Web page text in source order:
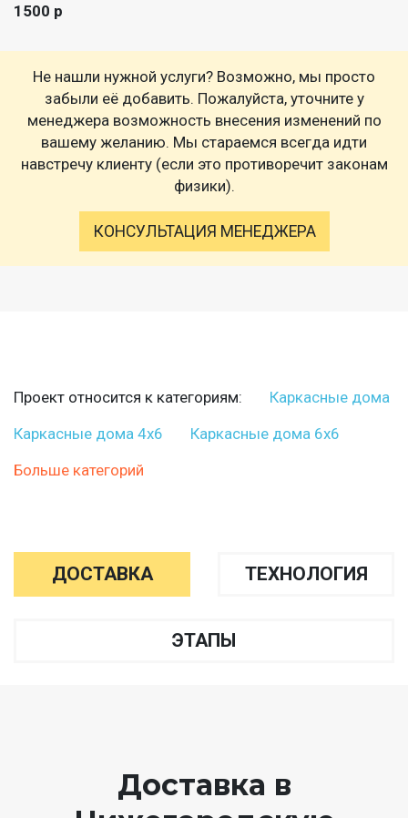
1500 р
Не нашли нужной услуги? Возможно, мы просто
забыли её добавить. Пожалуйста, уточните у
менеджера возможность внесения изменений по
вашему желанию. Мы стараемся всегда идти
навстречу клиенту (если это противоречит законам
физики).
КОНСУЛЬТАЦИЯ МЕНЕДЖЕРА
Проект относится к категориям:
Каркасные дома
Каркасные дома 4х6
Каркасные дома 6х6
Больше категорий
ДОСТАВКА ТЕХНОЛОГИЯ
ЭТАПЫ
Доставка в